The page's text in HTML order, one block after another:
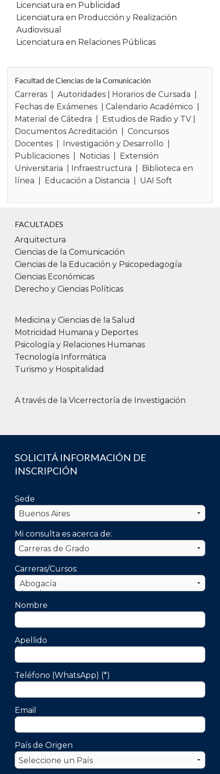
Licenciatura en Publicidad
Licenciatura en Producción y Realización
Audiovisual
Licenciatura en Relaciones Públicas
Facultad de Ciencias de la Comunicación
Carreras |Autoridades Horarios de Cursada
Fechas de Exámenes |Calendario Académico
Material de Cátedra
Estudios de Radio y TV
Documentos Acreditación |Concursos
Docentes
Investigación y Desarrollo
Publicaciones
Noticias
Extensión
Universitaria
Infraestructura
Biblioteca en
línea
Educación a Distancia UAI Soft
FACULTADES
Arquitectura
Ciencias de la Comunicación
Ciencias de la Educación y Psicopedagogía
Ciencias Económicas
Derecho y Ciencias Políticas
Medicina y Ciencias de la Salud
Motricidad Humana y Deportes
Psicología y Relaciones Humanas
Tecnología Informática
Turismo y Hospitalidad
A través de la Vicerrectoría de Investigación
SOLICITÁ INFORMACIÓN DE
INSCRIPCIÓN
Sede
Mi consulta es acerca de:
Carreras/Cursos:
Nombre
Apellido
Teléfono (WhatsApp) (*)
Email
País de Origen